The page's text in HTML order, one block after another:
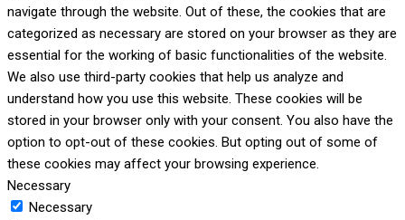
navigate through the website. Out of these, the cookies that are
categorized as necessary are stored on your browser as they are
essential for the working of basic functionalities of the website.
We also use third-party cookies that help us analyze and
understand how you use this website. These cookies will be
stored in your browser only with your consent. You also have the
option to opt-out of these cookies. But opting out of some of
these cookies may affect your browsing experience.
Necessary
Necessary